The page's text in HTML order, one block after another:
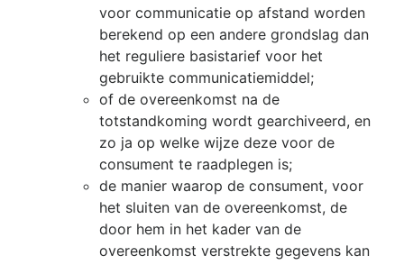
voor communicatie op afstand worden
berekend op een andere grondslag dan
het reguliere basistarief voor het
gebruikte communicatiemiddel;
of de overeenkomst na de
totstandkoming wordt gearchiveerd, en
zo ja op welke wijze deze voor de
consument te raadplegen is;
de manier waarop de consument, voor
het sluiten van de overeenkomst, de
door hem in het kader van de
overeenkomst verstrekte gegevens kan